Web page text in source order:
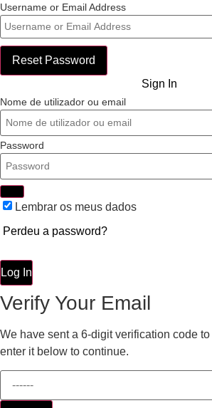
Username or Email Address
Reset Password
Sign In
Nome de utilizador ou email
Password
Lembrar os meus dados
Perdeu a password?
Log In
Verify Your Email
We have sent a 6-digit verification code
enter it below to continue.